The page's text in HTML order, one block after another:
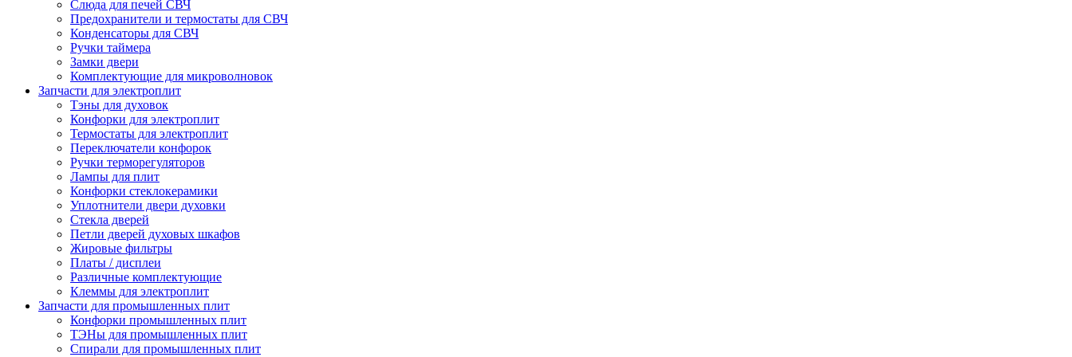
Слюда для печей СВЧ
Предохранители и термостаты для СВЧ
Конденсаторы для СВЧ
Ручки таймера
Замки двери
Комплектующие для микроволновок
Запчасти для электроплит
Тэны для духовок
Конфорки для электроплит
Термостаты для электроплит
Переключатели конфорок
Ручки терморегуляторов
Лампы для плит
Конфорки стеклокерамики
Уплотнители двери духовки
Стекла дверей
Петли дверей духовых шкафов
Жировые фильтры
Платы / дисплеи
Различные комплектующие
Клеммы для электроплит
Запчасти для промышленных плит
Конфорки промышленных плит
ТЭНы для промышленных плит
Спирали для промышленных плит